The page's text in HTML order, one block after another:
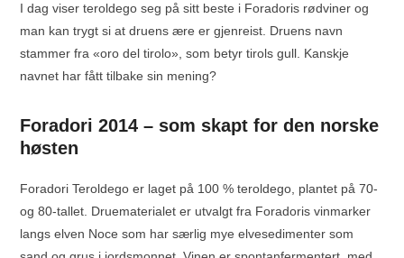
I dag viser teroldego seg på sitt beste i Foradoris rødviner og
man kan trygt si at druens ære er gjenreist. Druens navn
stammer fra «oro del tirolo», som betyr tirols gull. Kanskje
navnet har fått tilbake sin mening?
Foradori 2014 – som skapt for den norske
høsten
Foradori Teroldego er laget på 100 % teroldego, plantet på 70-
og 80-tallet. Druematerialet er utvalgt fra Foradoris vinmarker
langs elven Noce som har særlig mye elvesedimenter som